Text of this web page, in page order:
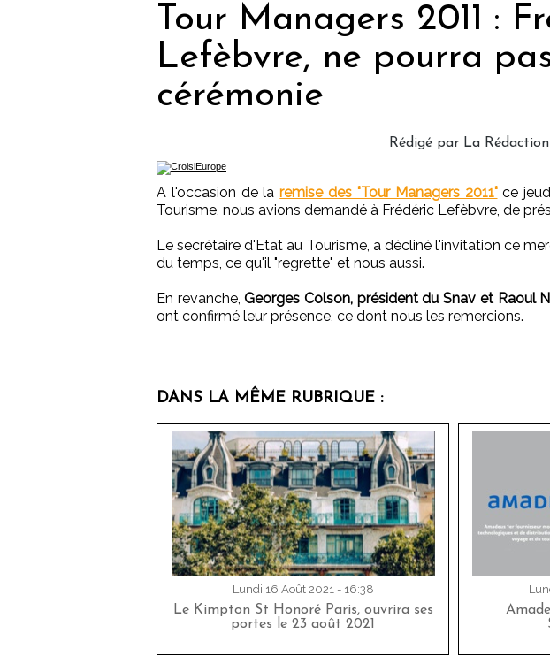
Tour Managers 2011 :
Lefèbvre, ne pourra
cérémonie
Rédigé par La Rédaction
A l'occasion de laremise des "Tour Managers 2011"ce
Tourisme, nous avions demandé à Frédéric Lefèbvre, de
Le secrétaire d'Etat au Tourisme, a décliné l'invitation ce
du temps, ce qu'il "regrette" et nous aussi.
En revanche,Georges Colson, président du Snav et Raoul
ont confirmé leur présence, ce dont nous les remercions.
DANS LA MÊME RUBRIQUE :
Lundi 16 Août 2021 - 16:38
Le Kimpton St Honoré Paris, ouvrira ses
portes le 23 août 2021